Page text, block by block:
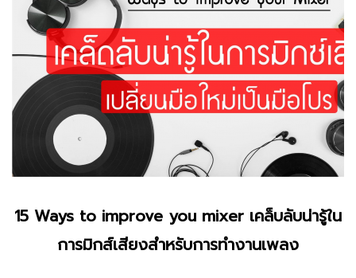
15 Ways to improve you mixer เคล็บลับน่ารู้ใน
การมิกส์เสียงสำหรับการทำงานเพลง